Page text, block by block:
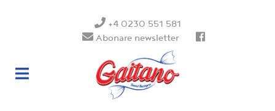
+4 0230 551 581
Abonare newsletter